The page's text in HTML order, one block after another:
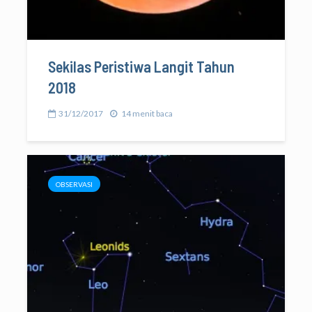
Sekilas Peristiwa Langit Tahun
2018
31/12/2017 14 menit baca
OBSERVASI